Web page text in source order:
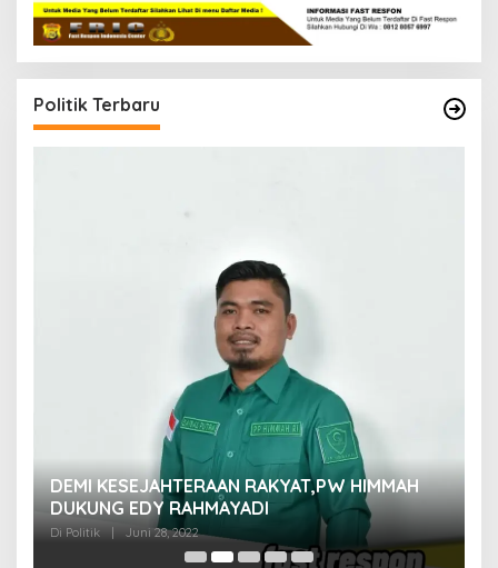
Politik Terbaru
DEMI KESEJAHTERAAN RAKYAT,PW HIMMAH
DUKUNG EDY RAHMAYADI
Di Politik | Juni 28, 2022